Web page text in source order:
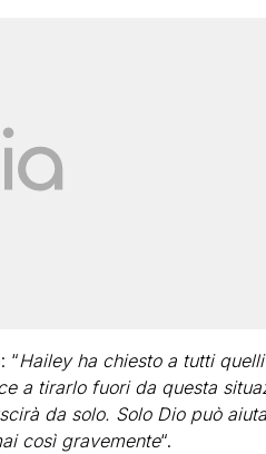
“Hailey ha chiesto a tutti
a tirarlo fuori da questa
da solo. Solo Dio può
così gravemente“.